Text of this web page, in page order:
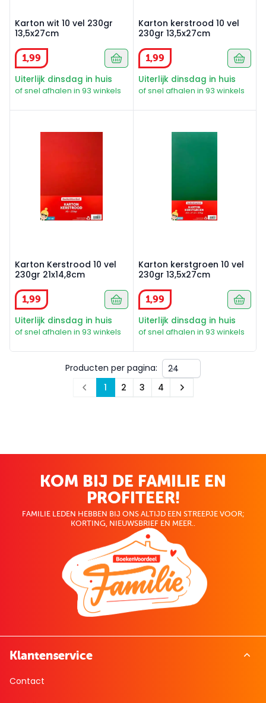
Karton wit 10 vel 230gr
13,5x27cm
1,99
Uiterlijk dinsdag in huis
of snel afhalen in 93 winkels
Karton kerstrood 10 vel
230gr 13,5x27cm
1,99
Uiterlijk dinsdag in huis
of snel afhalen in 93 winkels
Karton Kerstrood 10 vel
230gr 21x14,8cm
1,99
Uiterlijk dinsdag in huis
of snel afhalen in 93 winkels
Karton kerstgroen 10 vel
230gr 13,5x27cm
1,99
Uiterlijk dinsdag in huis
of snel afhalen in 93 winkels
Producten per pagina:
Prev 1 2 3 4 Next
KOM BIJ DE FAMILIE EN
PROFITEER!
FAMILIE LEDEN HEBBEN BIJ ONS ALTIJD EEN STREEPJE VOOR;
KORTING, NIEUWSBRIEF EN MEER..
Klantenservice
Contact